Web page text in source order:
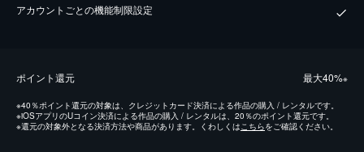
アカウントごとの機能制限設定
ポイント還元 最⼤40%※
※40％ポイント還元の対象は、クレジットカード決済による作品の購入 / レンタルです。
※iOSアプリのUコイン決済による作品の購入 / レンタルは、20％のポイント還元です。
※還元の対象外となる決済方法や商品があります。くわしくはこちらをご確認ください。